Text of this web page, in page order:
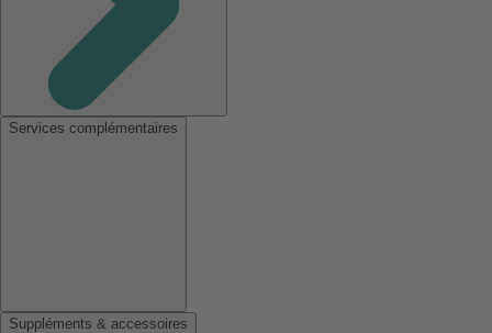
Services complémentaires
Suppléments & accessoires